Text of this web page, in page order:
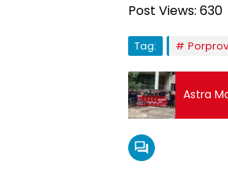
Post Views: 630
Tag:
Astra